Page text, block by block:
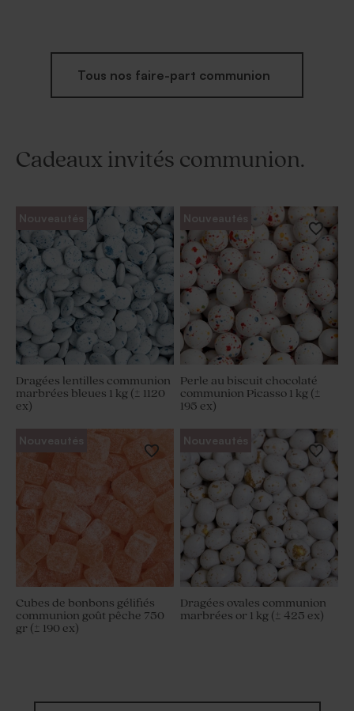
Tous nos faire-part communion
Cadeaux invités communion.
Nouveautés
Dragées lentilles communion
marbrées bleues 1 kg (± 1120
ex)
Nouveautés
Perle au biscuit chocolaté
communion Picasso 1 kg (±
195 ex)
Nouveautés
Cubes de bonbons gélifiés
communion goût pêche 750
gr (± 190 ex)
Nouveautés
Dragées ovales communion
marbrées or 1 kg (± 425 ex)